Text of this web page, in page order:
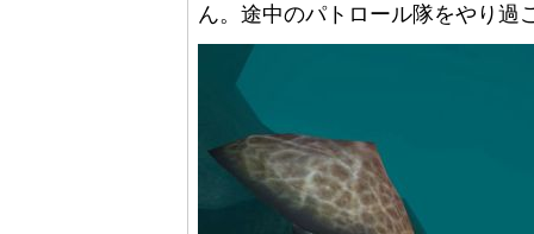
ん。途中のパトロール隊をやり過